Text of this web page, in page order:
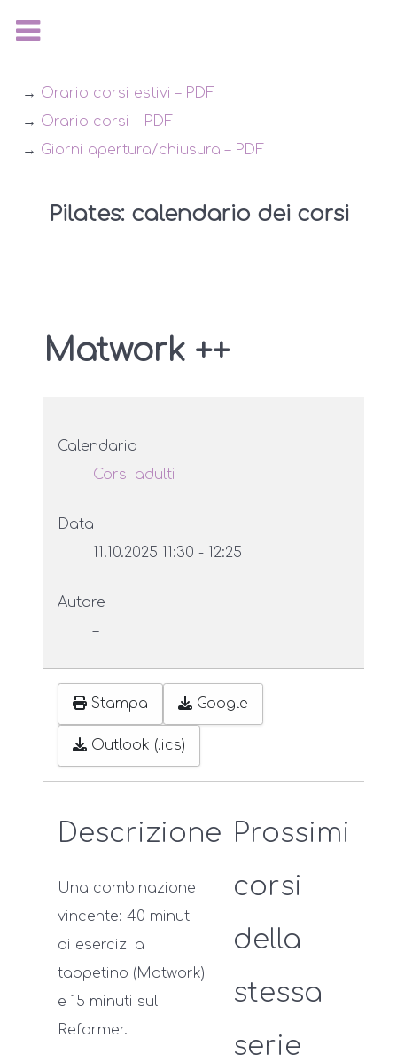
→ Orario corsi estivi – PDF
→ Orario corsi – PDF
→ Giorni apertura/chiusura – PDF
Pilates: calendario dei corsi
Matwork ++
Calendario
Corsi adulti
Data
11.10.2025 11:30 - 12:25
Autore
–
Stampa Google
Outlook (.ics)
Descrizione
Una combinazione
vincente: 40 minuti
di esercizi a
tappetino (Matwork)
e 15 minuti sul
Reformer.
Prossimi
corsi
della
stessa
serie